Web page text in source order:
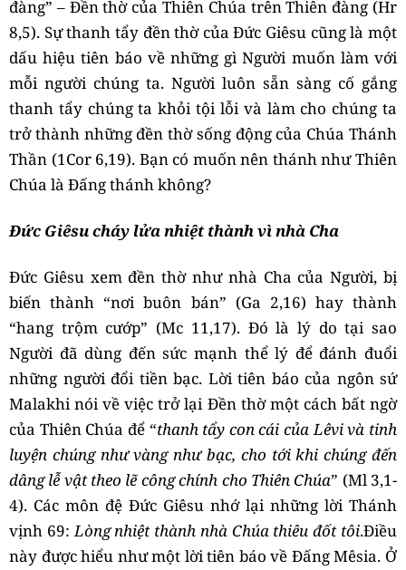
đàng” – Đền thờ của Thiên Chúa trên Thiên đàng (Hr
8,5). Sự thanh tẩy đền thờ của Đức Giêsu cũng là một
dấu hiệu tiên báo về những gì Người muốn làm với
mỗi người chúng ta. Người luôn sẵn sàng cố gắng
thanh tẩy chúng ta khỏi tội lỗi và làm cho chúng ta
trở thành những đền thờ sống động của Chúa Thánh
Thần (1Cor 6,19). Bạn có muốn nên thánh như Thiên
Chúa là Đấng thánh không?
Đức Giêsu cháy lửa nhiệt thành vì nhà Cha
Đức Giêsu xem đền thờ như nhà Cha của Người, bị
biến thành “nơi buôn bán” (Ga 2,16) hay thành
“hang trộm cướp” (Mc 11,17). Đó là lý do tại sao
Người đã dùng đến sức mạnh thể lý để đánh đuổi
những người đổi tiền bạc. Lời tiên báo của ngôn sứ
Malakhi nói về việc trở lại Đền thờ một cách bất ngờ
của Thiên Chúa để “thanh tẩy con cái của Lêvi và tinh
luyện chúng như vàng như bạc, cho tới khi chúng đến
dâng lễ vật theo lẽ công chính cho Thiên Chúa” (Ml 3,1-
4). Các môn đệ Đức Giêsu nhớ lại những lời Thánh
vịnh 69:Lòng nhiệt thành nhà Chúa thiêu đốt tôi.Điều
này được hiểu như một lời tiên báo về Đấng Mêsia. Ở